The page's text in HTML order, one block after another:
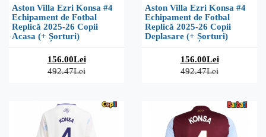
Aston Villa Ezri Konsa #4
Echipament de Fotbal
Replică 2025-26 Copii
Acasa (+ Șorturi)
156.00Lei
492.47Lei
Aston Villa Ezri Konsa #4
Echipament de Fotbal
Replică 2025-26 Copii
Deplasare (+ Șorturi)
156.00Lei
492.47Lei